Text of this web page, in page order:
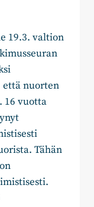
19.3. valtion
että nuorten
16 vuotta
Tähän